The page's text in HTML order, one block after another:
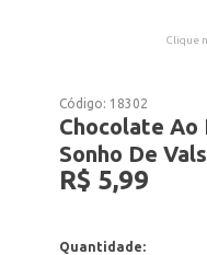
Clique
Código: 18302
Chocolate Ao
Sonho De
R$ 5,99
Quantidade: